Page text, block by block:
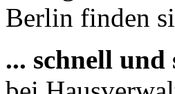
Berlin finden
... schnell